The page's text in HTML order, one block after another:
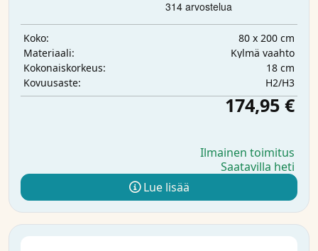
Koko:
80 x 200 cm
Materiaali:
Kylmä vaahto
Kokonaiskorkeus:
18 cm
Kovuusaste:
H2/H3
174,95 €
Ilmainen toimitus
Saatavilla heti
Lue lisää